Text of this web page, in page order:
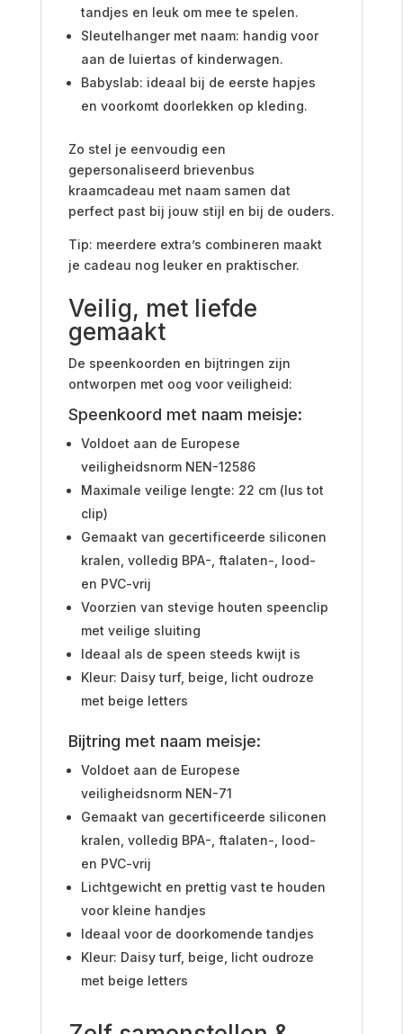
tandjes en leuk om mee te spelen.
Sleutelhanger met naam: handig voor
aan de luiertas of kinderwagen.
Babyslab: ideaal bij de eerste hapjes
en voorkomt doorlekken op kleding.
Zo stel je eenvoudig een
gepersonaliseerd brievenbus
kraamcadeau met naam samen dat
perfect past bij jouw stijl en bij de ouders.
Tip: meerdere extra’s combineren maakt
je cadeau nog leuker en praktischer.
Veilig, met liefde
gemaakt
De speenkoorden en bijtringen zijn
ontworpen met oog voor veiligheid:
Speenkoord met naam meisje:
Voldoet aan de Europese
veiligheidsnorm NEN-12586
Maximale veilige lengte: 22 cm (lus tot
clip)
Gemaakt van gecertificeerde siliconen
kralen, volledig BPA-, ftalaten-, lood-
en PVC-vrij
Voorzien van stevige houten speenclip
met veilige sluiting
Ideaal als de speen steeds kwijt is
Kleur: Daisy turf, beige, licht oudroze
met beige letters
Bijtring met naam meisje:
Voldoet aan de Europese
veiligheidsnorm NEN-71
Gemaakt van gecertificeerde siliconen
kralen, volledig BPA-, ftalaten-, lood-
en PVC-vrij
Lichtgewicht en prettig vast te houden
voor kleine handjes
Ideaal voor de doorkomende tandjes
Kleur: Daisy turf, beige, licht oudroze
met beige letters